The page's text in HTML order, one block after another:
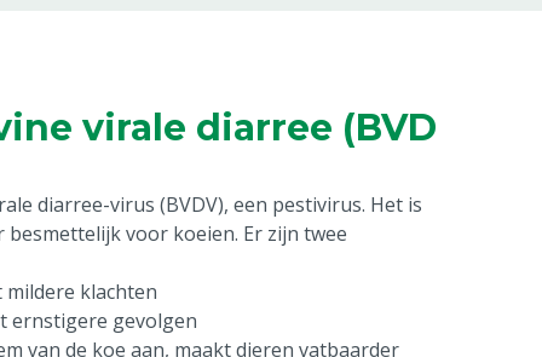
virale diarree (BVD
diarree-virus (BVDV), een pestivirus. Het is
voor koeien. Er zijn twee
klachten
ernstigere gevolgen
van de koe aan, maakt dieren vatbaarder